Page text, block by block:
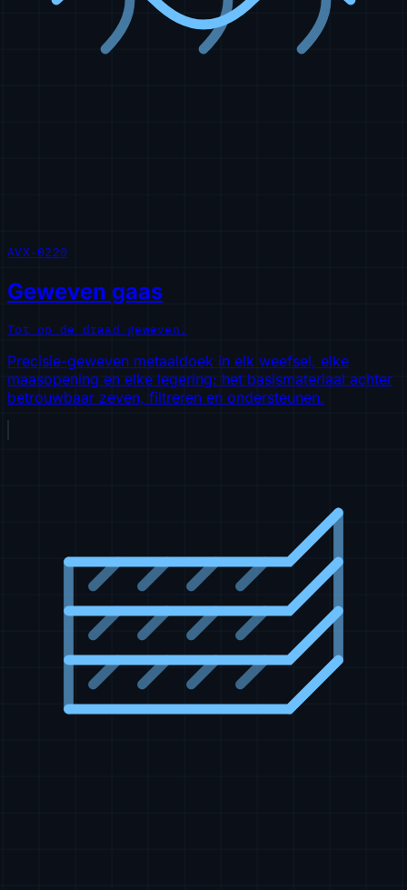
AVX-0220
Geweven gaas
Tot op de draad geweven.
Precisie-geweven metaaldoek in elk weefsel, elke
maasopening en elke legering: het basismateriaal achter
betrouwbaar zeven, filtreren en ondersteunen.